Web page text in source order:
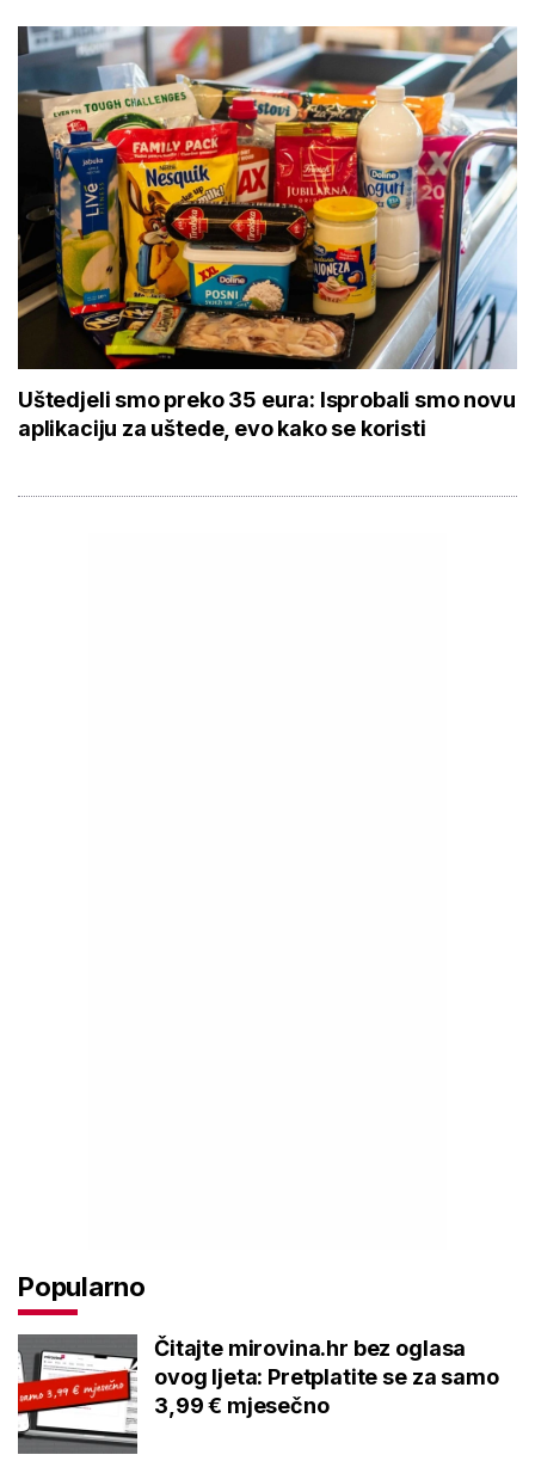
Uštedjeli smo preko 35 eura: Isprobali smo novu
aplikaciju za uštede, evo kako se koristi
Popularno
Čitajte mirovina.hr bez oglasa
ovog ljeta: Pretplatite se za samo
3,99 € mjesečno